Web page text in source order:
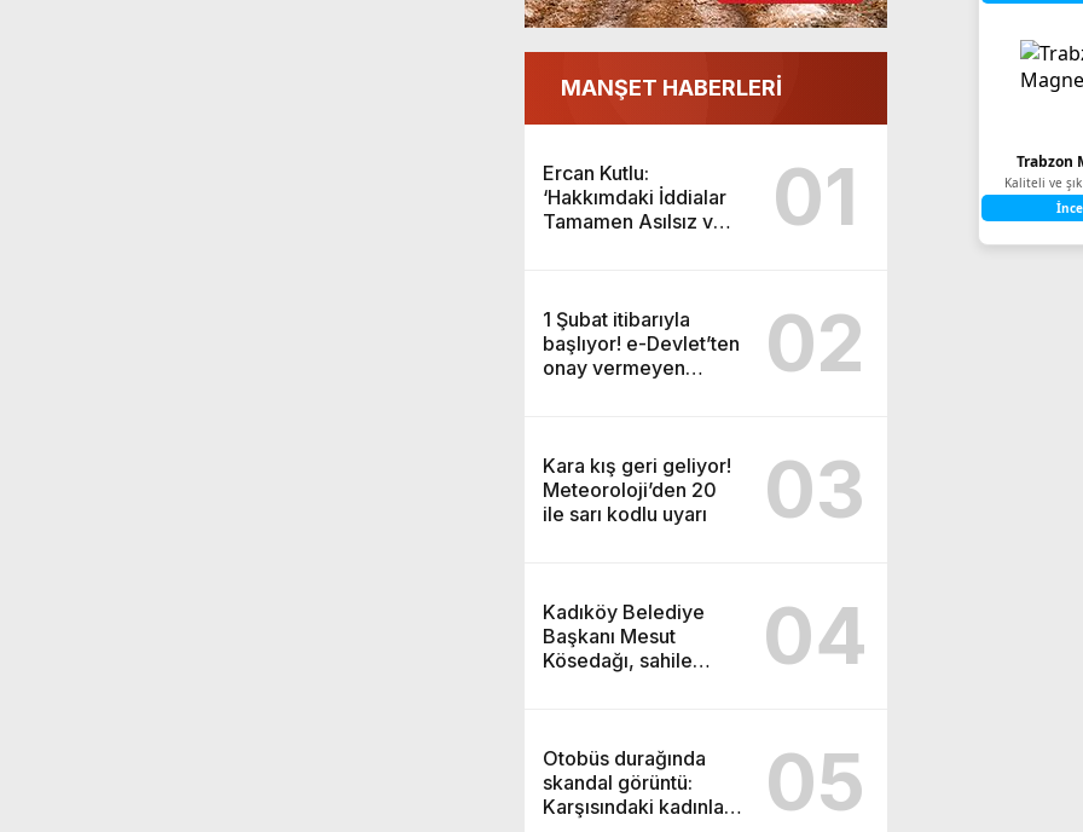
Trabzon
Kaliteli ve
MANŞET HABERLERİ
Ercan Kutlu:
‘Hakkımdaki İddialar
Tamamen Asılsız ve
01
1 Şubat itibarıyla
başlıyor! e-Devlet’ten
onay vermeyen
02
Kara kış geri geliyor!
Meteoroloji’den 20
ile sarı kodlu uyarı
03
Kadıköy Belediye
Başkanı Mesut
Kösedağı, sahile
04
Otobüs durağında
skandal görüntü:
Karşısındaki kadınlara
05